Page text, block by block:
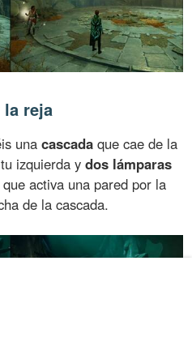
la reja
unacascada que cae de la
izquierda ydos lámparas
activa una pared por la
de la cascada.